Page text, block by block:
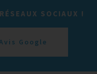
SOCIAUX !
Google